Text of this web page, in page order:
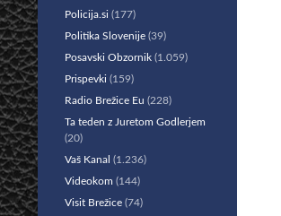
Policija.si (177)
Politika Slovenije (39)
Posavski Obzornik (1.059)
Prispevki (159)
Radio Brežice Eu (228)
Ta teden z Juretom Godlerjem
(20)
Vaš Kanal (1.236)
Videokom (144)
Visit Brežice (74)